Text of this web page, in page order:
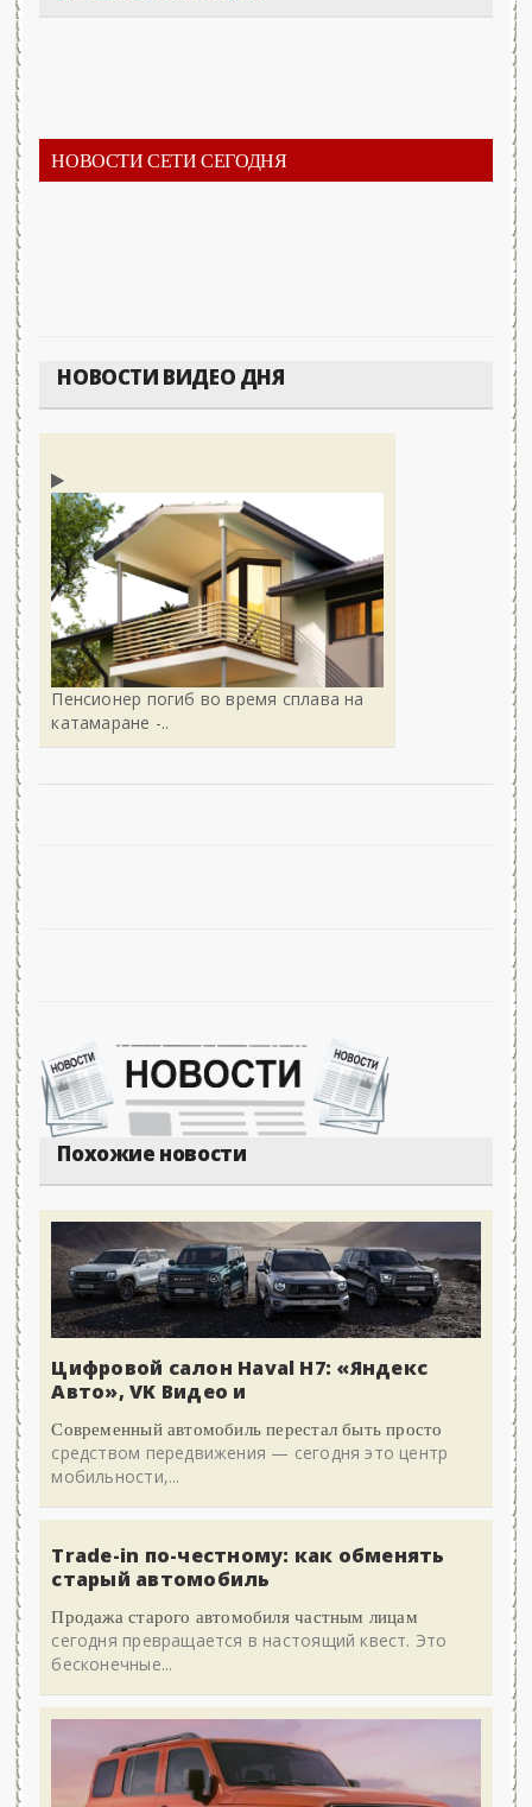
НОВОСТИ СЕТИ СЕГОДНЯ
НОВОСТИ ВИДЕО ДНЯ
Пенсионер погиб во время сплава на
катамаране -..
Похожие новости
Цифровой салон Haval H7: «Яндекс
Авто», VK Видео и
Современный автомобиль перестал быть просто
средством передвижения — сегодня это центр
мобильности,...
Trade-in по-честному: как обменять
старый автомобиль
Продажа старого автомобиля частным лицам
сегодня превращается в настоящий квест. Это
бесконечные...